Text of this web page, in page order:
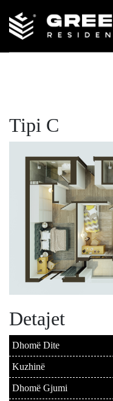
Tipi C
Detajet
Dhomë Dite
Kuzhinë
Dhomë Gjumi